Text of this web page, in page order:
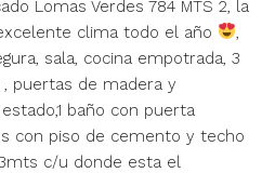
Lomas Verdes 784 MTS 2, la
clima todo el año
sala, cocina empotrada, 3
puertas de madera y
baño con puerta
con piso de cemento y techo
c/u donde esta el